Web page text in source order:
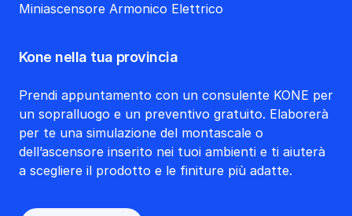
Miniascensore Armonico Elettrico
Kone nella tua provincia
Prendi appuntamento con un consulente KONE per
un sopralluogo e un preventivo gratuito. Elaborerà
per te una simulazione del montascale o
dell’ascensore inserito nei tuoi ambienti e ti aiuterà
a scegliere il prodotto e le finiture più adatte.